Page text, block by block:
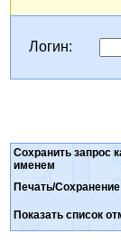
Логин:
Сохранить запрос
именем
Печать/
Показать список